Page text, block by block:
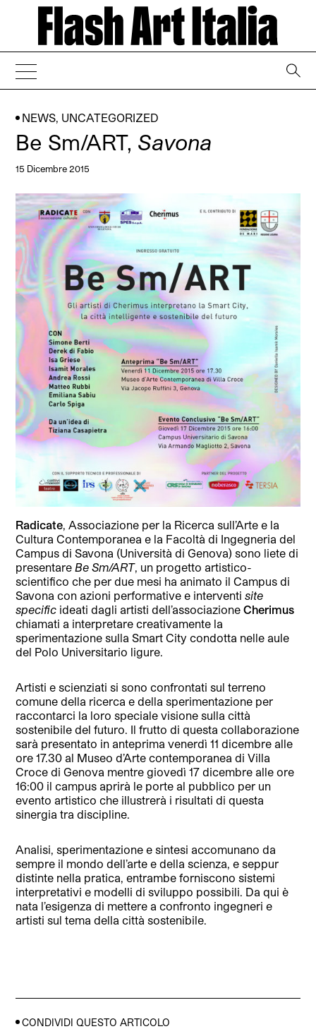
NEWS, UNCATEGORIZED
Be Sm/ART, Savona
15 Dicembre 2015
Radicate , Associazione per la Ricerca sull’Arte e la
Cultura Contemporanea e la Facoltà di Ingegneria del
Campus di Savona (Università di Genova) sono liete di
presentare Be Sm/ART, un progetto artistico-
scientifico che per due mesi ha animato il Campus di
Savona con azioni performative e interventisite
specific ideati dagli artisti dell’associazioneCherimus
chiamati a interpretare creativamente la
sperimentazione sulla Smart City condotta nelle aule
del Polo Universitario ligure.
Artisti e scienziati si sono confrontati sul terreno
comune della ricerca e della sperimentazione per
raccontarci la loro speciale visione sulla città
sostenibile del futuro. Il frutto di questa collaborazione
sarà presentato in anteprima venerdì 11 dicembre alle
ore 17.30 al Museo d’Arte contemporanea di Villa
Croce di Genova mentre giovedì 17 dicembre alle ore
16:00 il campus aprirà le porte al pubblico per un
evento artistico che illustrerà i risultati di questa
sinergia tra discipline.
Analisi, sperimentazione e sintesi accomunano da
sempre il mondo dell’arte e della scienza, e seppur
distinte nella pratica, entrambe forniscono sistemi
interpretativi e modelli di sviluppo possibili. Da qui è
nata l’esigenza di mettere a confronto ingegneri e
artisti sul tema della città sostenibile.
CONDIVIDI QUESTO ARTICOLO